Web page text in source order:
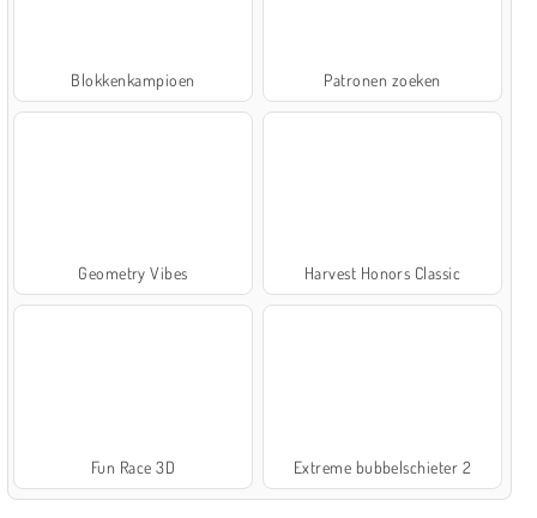
Blokkenkampioen Patronen zoeken
Geometry Vibes Harvest Honors Classic
Fun Race 3D Extreme bubbelschieter 2